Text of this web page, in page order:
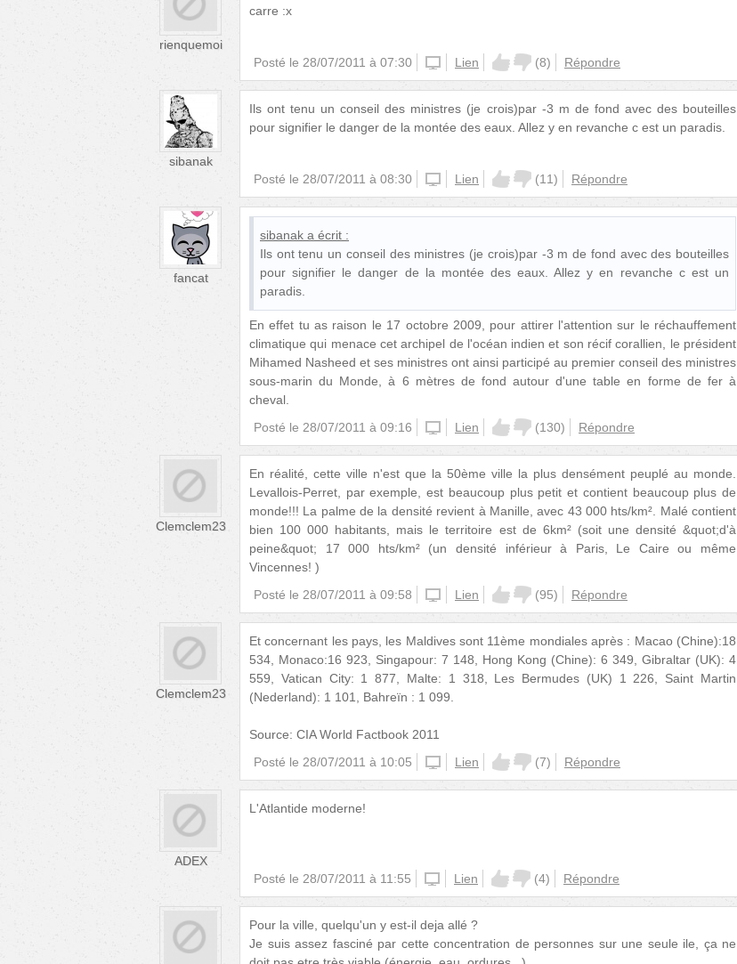
rienquemoi
carre :x
Posté le 28/07/2011 à 07:30 unknown
Lien (8) Répondre
sibanak
Ils ont tenu un conseil des ministres (je crois)par -3 m de fond avec des bouteilles
pour signifier le danger de la montée des eaux. Allez y en revanche c est un paradis.
Posté le 28/07/2011 à 08:30 unknown
Lien (11) Répondre
fancat
sibanak a écrit :
Ils ont tenu un conseil des ministres (je crois)par -3 m de fond avec des bouteilles
pour signifier le danger de la montée des eaux. Allez y en revanche c est un
paradis.
En effet tu as raison le 17 octobre 2009, pour attirer l'attention sur le réchauffement
climatique qui menace cet archipel de l'océan indien et son récif corallien, le président
Mihamed Nasheed et ses ministres ont ainsi participé au premier conseil des ministres
sous-marin du Monde, à 6 mètres de fond autour d'une table en forme de fer à
cheval.
Posté le 28/07/2011 à 09:16 unknown
Lien (130) Répondre
Clemclem23
En réalité, cette ville n'est que la 50ème ville la plus densément peuplé au monde.
Levallois-Perret, par exemple, est beaucoup plus petit et contient beaucoup plus de
monde!!! La palme de la densité revient à Manille, avec 43 000 hts/km². Malé contient
bien 100 000 habitants, mais le territoire est de 6km² (soit une densité &quot;d'à
peine&quot; 17 000 hts/km² (un densité inférieur à Paris, Le Caire ou même
Vincennes! )
Posté le 28/07/2011 à 09:58 unknown
Lien (95) Répondre
Clemclem23
Et concernant les pays, les Maldives sont 11ème mondiales après : Macao (Chine):18
534, Monaco:16 923, Singapour: 7 148, Hong Kong (Chine): 6 349, Gibraltar (UK): 4
559, Vatican City: 1 877, Malte: 1 318, Les Bermudes (UK) 1 226, Saint Martin
(Nederland): 1 101, Bahreïn : 1 099.
Source: CIA World Factbook 2011
Posté le 28/07/2011 à 10:05 unknown
Lien (7) Répondre
ADEX
L'Atlantide moderne!
Posté le 28/07/2011 à 11:55 unknown
Lien (4) Répondre
Pour la ville, quelqu'un y est-il deja allé ?
Je suis assez fasciné par cette concentration de personnes sur une seule ile, ça ne